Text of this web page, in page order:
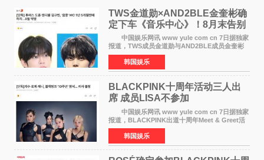
TWS金道勋×AND2BLE金奎彬确
定下车《音乐中心》！8月末告别
MC席位
中国娱乐网讯 www yule com cn 7日据独家
报道，TWS成员金道勋与AND2BLE成员金奎彬
将于8月离开《音乐中心》MC的位置。 金道
勋与金奎彬于去年3月与H2H A-NA一起被选为
《音乐中心》MC，约1
韩国娱乐
BLACKPINK十周年活动三人出
席 成员LISA不参加
中国娱乐网讯 www yule com cn 7日据独家
报道，BLACKPINK出道十周年Meet & Greet活
动将由智秀、ROS&Eacute;、JENNIE出席，
LISA将缺席。 此前BLACKPINK所属社YG并
未为组合出道十周年做
韩国娱乐